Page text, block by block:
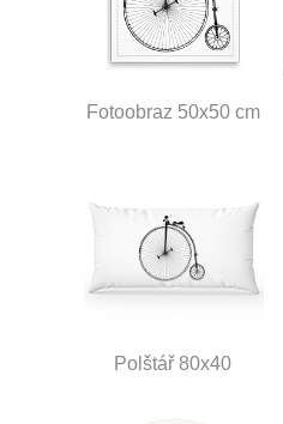
Fotoobraz 50x50 cm
Polštář 80x40